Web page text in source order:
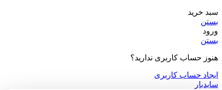
سبد خرید
بستن
ورود
بستن
هنوز حساب کاربری ندارید؟
ایجاد حساب کاربری
سایدبار